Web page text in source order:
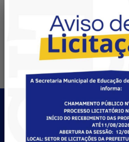
Mapa do Site